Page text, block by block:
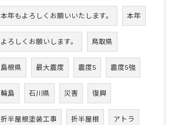
本年もよろしくお願いいたします。 本年
よろしくお願いします。 鳥取県
島根県 最大震度 震度5 震度5強
輪島 石川県 災害 復興
折半屋根塗装工事 折半屋根 アトラ